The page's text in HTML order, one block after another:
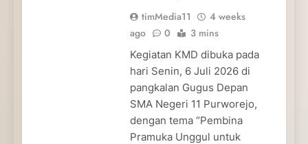
timMedia11
4 weeks
ago
0 3 mins
Kegiatan KMD dibuka pada
hari Senin, 6 Juli 2026 di
pangkalan Gugus Depan
SMA Negeri 11 Purworejo,
dengan tema “Pembina
Pramuka Unggul untuk